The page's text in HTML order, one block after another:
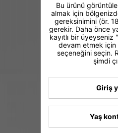
Bu ürünü
almak için
gereksinimini (ör.
gerekir. Daha önce
kayıtlı bir üyeyseniz
devam etmek için
seçeneğini seçin.
şimdi
Giriş
Yaş